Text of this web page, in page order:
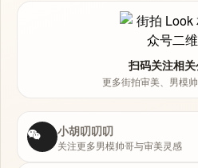
扫码关注相
更多街拍审美、男模
小胡叨叨叨
关注更多男模帅哥与审美灵感